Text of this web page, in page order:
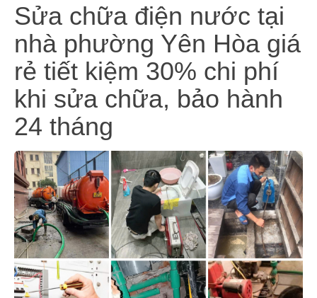
Sửa chữa điện nước tại
nhà phường Yên Hòa giá
rẻ tiết kiệm 30% chi phí
khi sửa chữa, bảo hành
24 tháng